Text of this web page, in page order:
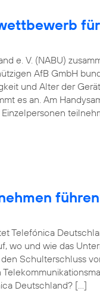
für
e. V. (NABU)
AfB GmbH
und Alter der
es an. Am
Telefónica
wo und wie das
Schulterschluss
Deutschland? […]